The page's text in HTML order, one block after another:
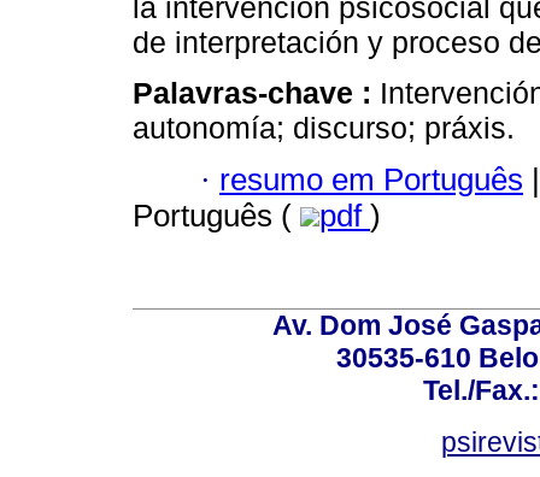
la intervención psicosocial
de interpretación y proceso
Palavras-chave :
autonomía; discurso; práxis.
· resumo em Português |
Português (
pdf )
Av. Dom José
30535-610
Tel./